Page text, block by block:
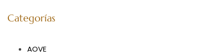
Categorías
AOVE